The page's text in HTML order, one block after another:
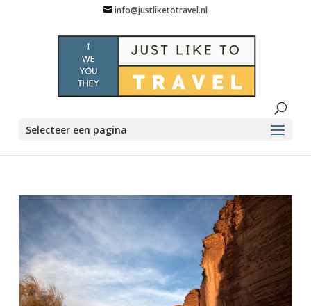
info@justliketotravel.nl
Selecteer een pagina